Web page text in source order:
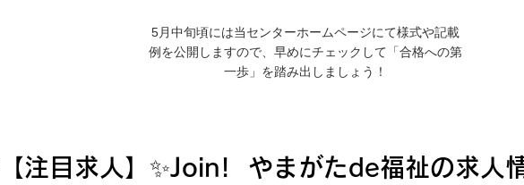
5月中旬頃には当センターホームページにて様式や記載
例を公開しますので、早めにチェックして「合格への第
一歩」を踏み出しましょう！
【注目求人】✨Join!  やまがたde福祉の求人